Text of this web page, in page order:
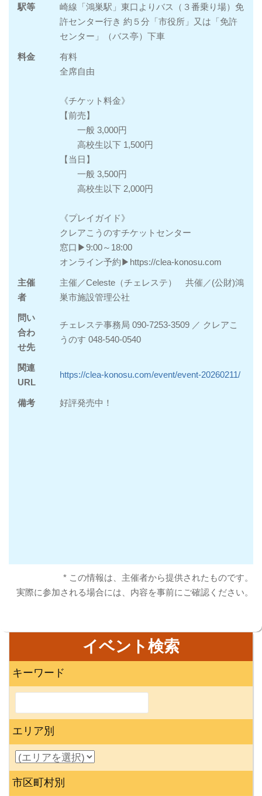
駅等
崎線「鴻巣駅」東口よりバス（３番乗り場）免
許センター行き 約５分「市役所」又は「免許
センター」（バス亭）下車
料金
有料
全席自由
《チケット料金》
【前売】
一般 3,000円
高校生以下 1,500円
【当日】
一般 3,500円
高校生以下 2,000円
《プレイガイド》
クレアこうのすチケットセンター
窓口▶9:00～18:00
オンライン予約▶https://clea-konosu.com
主催
者
主催／Celeste（チェレステ） 共催／(公財)鴻
巣市施設管理公社
問い
合わ
せ先
チェレステ事務局 090-7253-3509 ／ クレアこ
うのす 048-540-0540
関連
URL
https://clea-konosu.com/event/event-20260211/
備考 好評発売中！
* この情報は、主催者から提供されたものです。
実際に参加される場合には、内容を事前にご確認ください。
イベント検索
キーワード
エリア別
市区町村別